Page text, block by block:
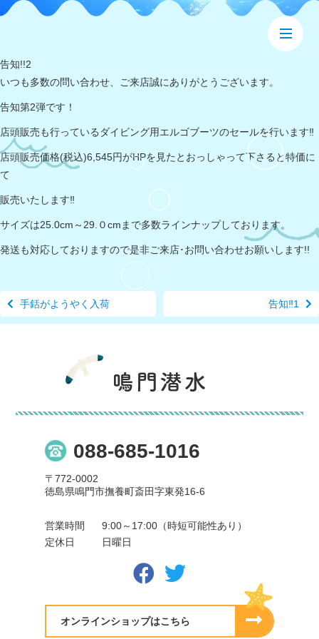
告知!!2
いつも多数の問い合わせ、ご来店誠にありがとうございます。
告知第2弾です！
店頭販売も行っているダイビング用エルゴブーツのセールを行います‼
店頭販売価格(税込)6,545円がHPを見たとおっしゃって下さると特価に
て
販売いたします‼
サイズは25.0cm～29.０cmまで多数ラインナップしております。
発送も対応しておりますので是非ご来店･お問い合わせお願いします!!
告知‼1
手銛がようやく入荷
088-685-1016
〒772-0002
徳島県鳴門市撫養町斎田字東発16-6
営業時間
9:00～17:00（時短可能性あり）
定休日
日曜日
オンラインショップはこちら